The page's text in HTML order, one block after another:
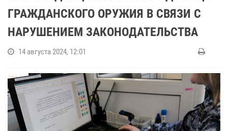
ГРАЖДАНСКОГО ОРУЖИЯ В СВЯЗИ С
НАРУШЕНИЕМ ЗАКОНОДАТЕЛЬСТВА
14 августа 2024, 12:01